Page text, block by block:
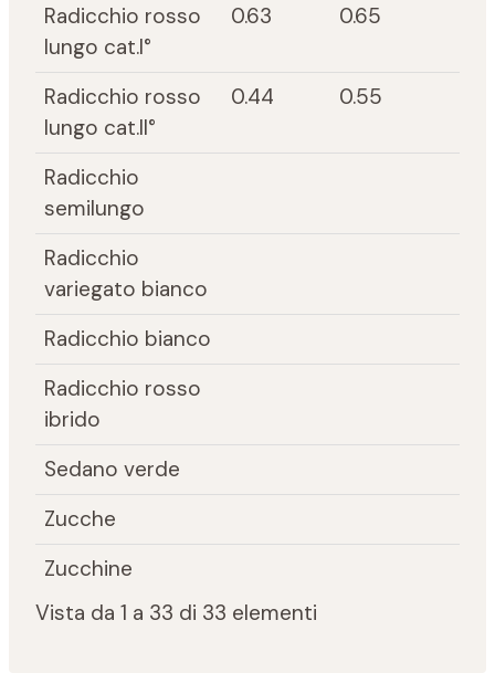
Radicchio rosso
lungo cat.I°
0.63 0.65
Radicchio rosso
lungo cat.II°
0.44 0.55
Radicchio
semilungo
Radicchio
variegato bianco
Radicchio bianco
Radicchio rosso
ibrido
Sedano verde
Zucche
Zucchine
Vista da 1 a 33 di 33 elementi